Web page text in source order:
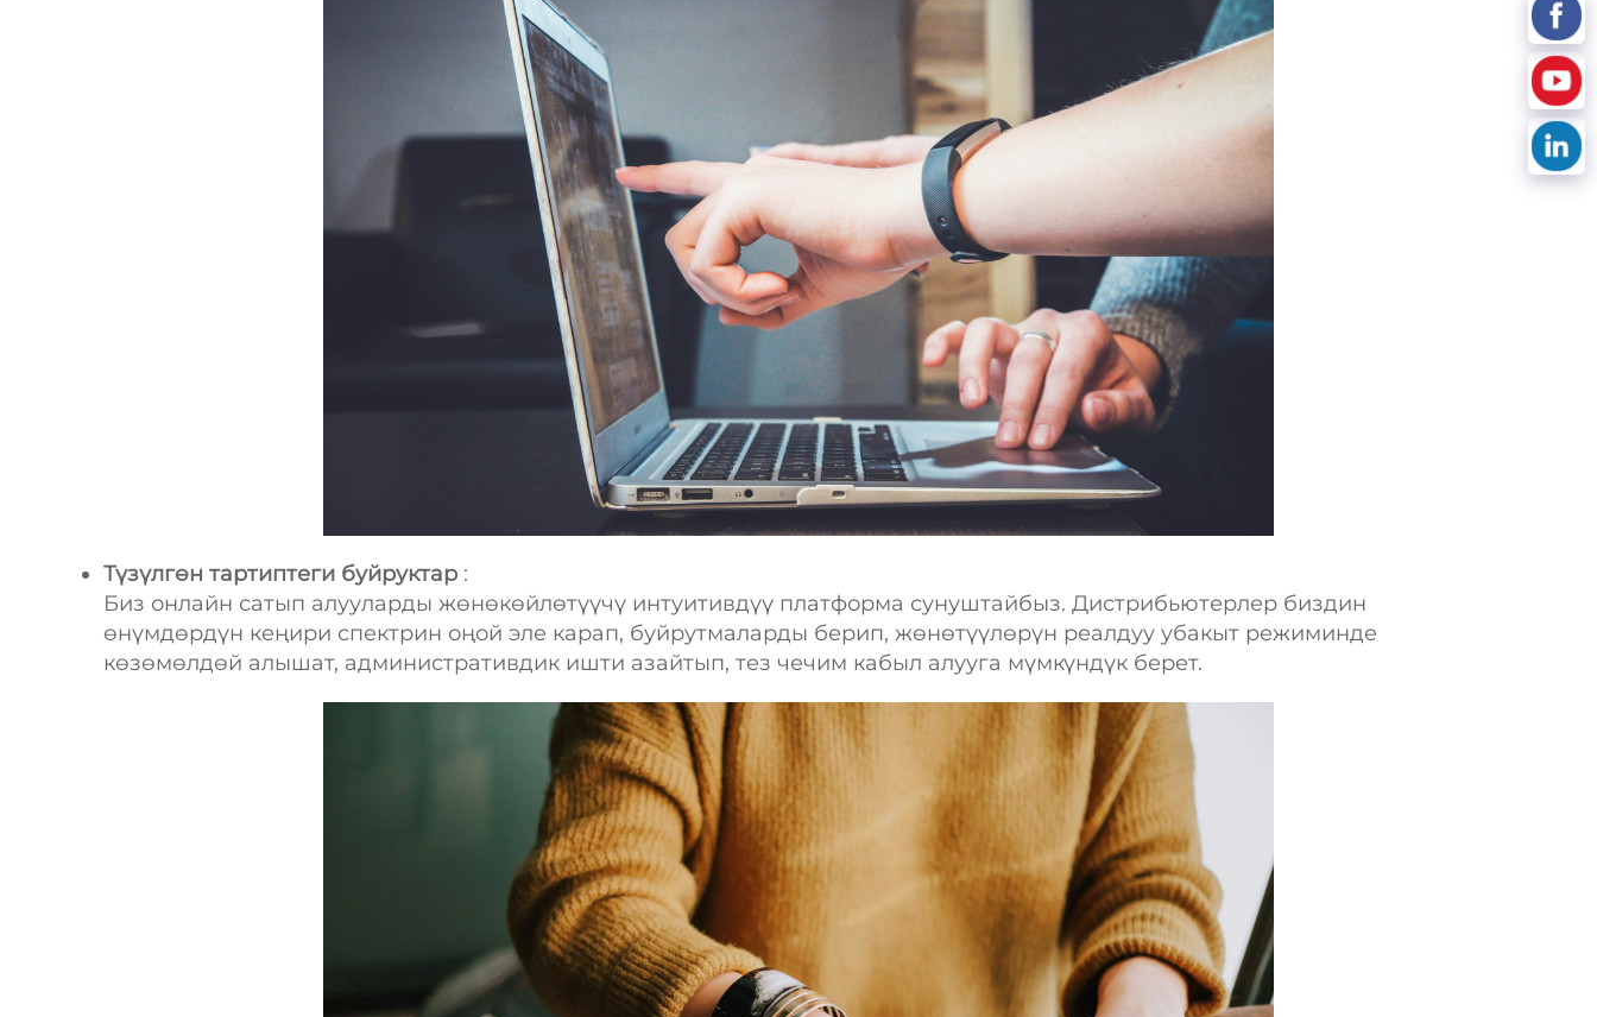
Түзүлгөн тартиптеги буйруктар :
Биз онлайн сатып алууларды жөнөкөйлөтүүчү интуитивдүү платформа сунуштайбыз. Дистрибьютерлер биздин
өнүмдөрдүн кеңири спектрин оңой эле карап, буйрутмаларды берип, жөнөтүүлөрүн реалдуу убакыт режиминде
көзөмөлдөй алышат, административдик ишти азайтып, тез чечим кабыл алууга мүмкүндүк берет.